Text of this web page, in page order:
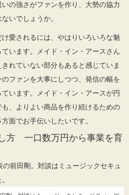
の強さがファンを作り、大勢の協力
いでしょうか。
愛されるには、やはりいろいろな魅
います。メイド・イン・アースさん
れていない部分もあると感じていま
ファンを大事にしつつ、発信の幅を
います。メイド・イン・アースが円
、よりよい商品を作り続けるための
面でお手伝いしたいです。
方 一口数万円から事業を育